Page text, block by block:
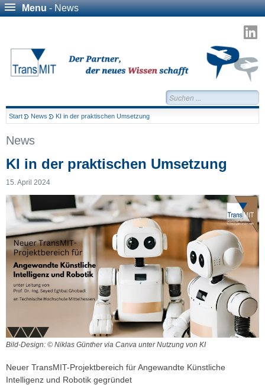
Menu- News
Suchen...
Start News KI in der praktischen Umsetzung
News
KI in der praktischen Umsetzung
15. April 2024
Bild-Design: © Niklas Günther via Canva unter Nutzung von KI
Neuer TransMIT-Projektbereich für Angewandte Künstliche
Intelligenz und Robotik gegründet